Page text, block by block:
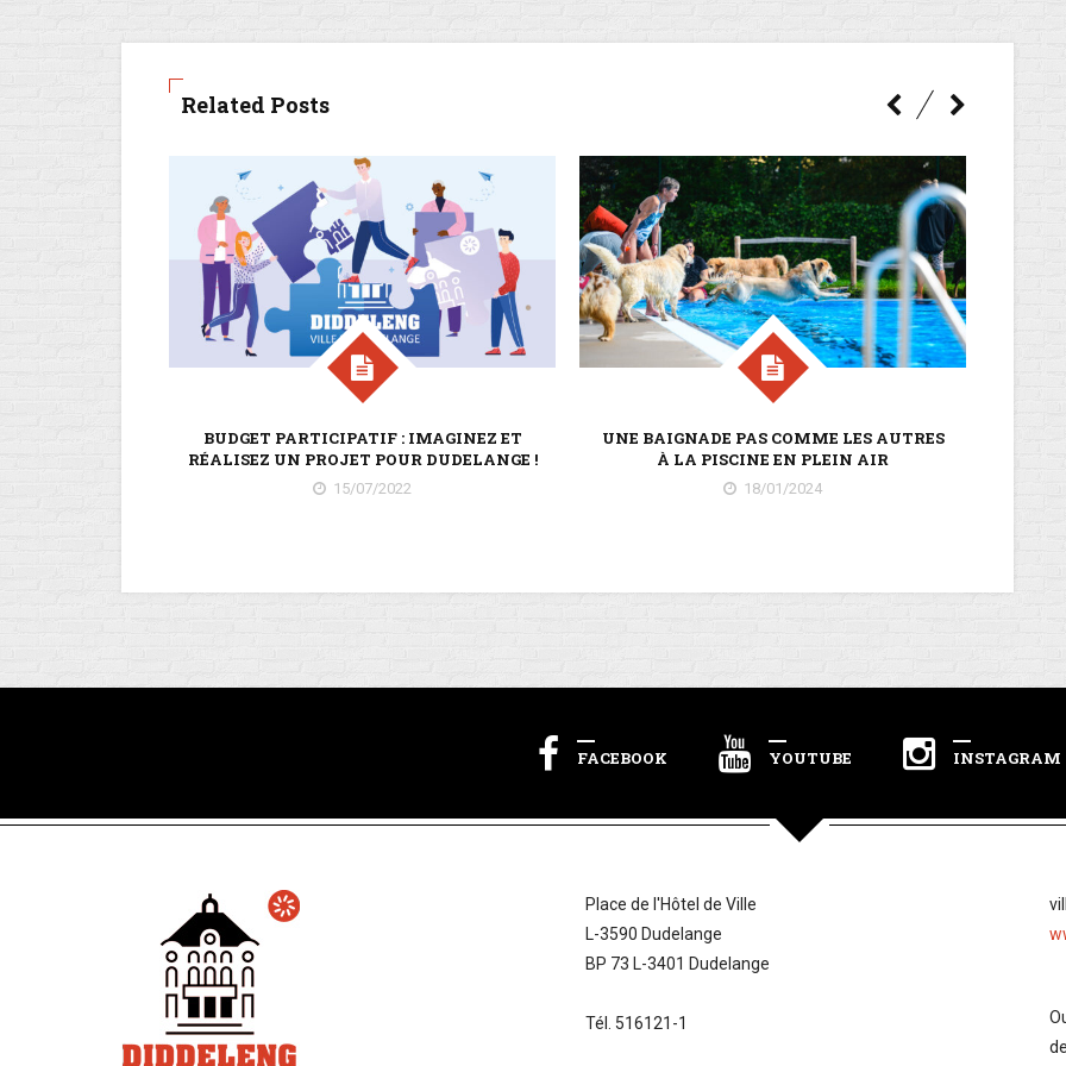
Related Posts
BUDGET PARTICIPATIF : IMAGINEZ ET
RÉALISEZ UN PROJET POUR DUDELANGE !
15/07/2022
UNE BAIGNADE PAS COMME LES AUTRES
À LA PISCINE EN PLEIN AIR
18/01/2024
FACEBOOK YOUTUBE INSTAGRAM
Place de l'Hôtel de Ville
L-3590 Dudelange
BP 73 L-3401 Dudelange
Tél. 516121-1